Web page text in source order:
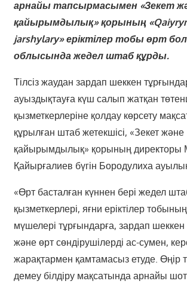
арнайы тапсырмасымен «Зекет
қайырымдылық» қорының
jarshylary» еріктілер тобы өрт
облысында жедел штаб құрды.
Тілсіз жаудан зардап шеккен
ауыздықтауға күш салып жатқан
қызметкерлеріне қолдау көрсету
құрылған штаб жетекшісі, «Зекет және
қайырымдылық» қорының директоры
Қайырғалиев бүгін Бородулиха
«Өрт басталған күннен бері жедел
қызметкерлері, яғни еріктілер тобының
мүшелері тұрғындарға, зардап шеккен
және өрт сөндірушілерді ас-сумен,
жарақтармен қамтамасыз етуде. Өңір
демеу білдіру мақсатында арнайы